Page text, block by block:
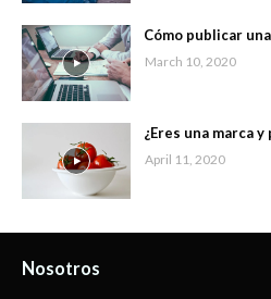
Cómo publicar
March 10, 2020
¿Eres una marca
April 11, 2020
Nosotros